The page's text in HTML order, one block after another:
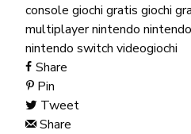
console giochi gratis giochi
multiplayernintendo
nintendo switch videogiochi
Share
Pin
Tweet
Share